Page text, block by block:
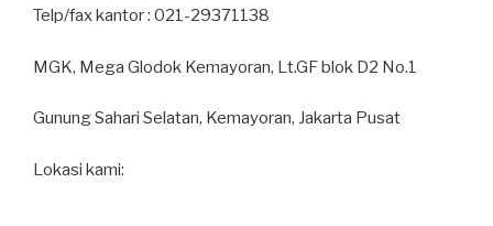
Telp/fax kantor : 021-29371138
MGK, Mega Glodok Kemayoran, Lt.GF blok D2 No.1
Gunung Sahari Selatan, Kemayoran, Jakarta Pusat
Lokasi kami: